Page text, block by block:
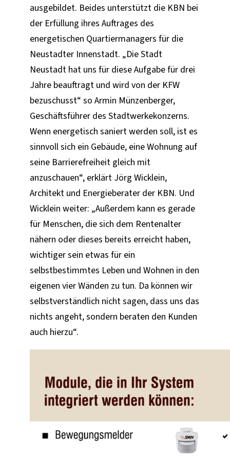
ausgebildet. Beides unterstützt die KBN bei
der Erfüllung ihres Auftrages des
energetischen Quartiermanagers für die
Neustadter Innenstadt. „Die Stadt
Neustadt hat uns für diese Aufgabe für drei
Jahre beauftragt und wird von der KFW
bezuschusst“ so Armin Münzenberger,
Geschäftsführer des Stadtwerkekonzerns.
Wenn energetisch saniert werden soll, ist es
sinnvoll sich ein Gebäude, eine Wohnung auf
seine Barrierefreiheit gleich mit
anzuschauen“, erklärt Jörg Wicklein,
Architekt und Energieberater der KBN. Und
Wicklein weiter: „Außerdem kann es gerade
für Menschen, die sich dem Rentenalter
nähern oder dieses bereits erreicht haben,
wichtiger sein etwas für ein
selbstbestimmtes Leben und Wohnen in den
eigenen vier Wänden zu tun. Da können wir
selbstverständlich nicht sagen, dass uns das
nichts angeht, sondern beraten den Kunden
auch hierzu“.